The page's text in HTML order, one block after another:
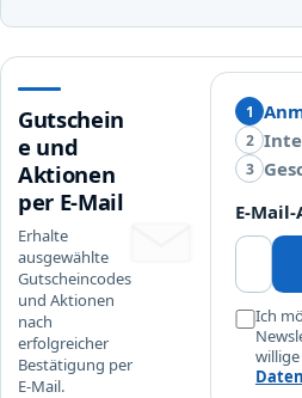
Gutschein
e und
Aktionen
per E-Mail
Erhalte
ausgewählte
Gutscheincodes
und Aktionen
nach
erfolgreicher
Bestätigung per
E-Mail.
1
2
3
E-Mail-
Ich